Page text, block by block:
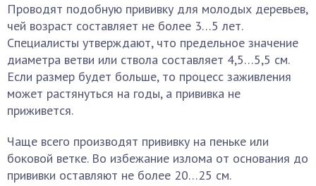
Проводят подобную прививку для молодых деревьев,
чей возраст составляет не более 3…5 лет.
Специалисты утверждают, что предельное значение
диаметра ветви или ствола составляет 4,5…5,5 см.
Если размер будет больше, то процесс заживления
может растянуться на годы, а прививка не
приживется.
Чаще всего производят прививку на пеньке или
боковой ветке. Во избежание излома от основания до
прививки оставляют не более 20…25 см.